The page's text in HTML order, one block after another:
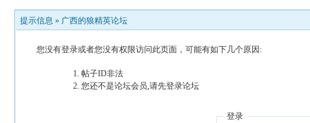
提示信息 » 广西的狼精英论坛
您没有登录或者您没有权限访问此页面，可能有如下几个原因:
帖子ID非法
您还不是论坛会员,请先登录论坛
登录